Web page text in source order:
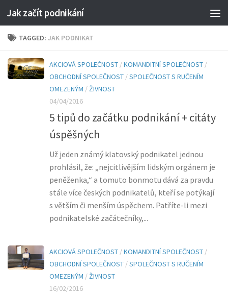
Jak začít podnikání
TAGGED: JAK PODNIKAT
AKCIOVÁ SPOLEČNOST /KOMANDITNÍ SPOLEČNOST /
OBCHODNÍ SPOLEČNOST /SPOLEČNOST S RUČENÍM
OMEZENÝM /ŽIVNOST
04/04/2016
5 tipů do začátku podnikání + citáty
úspěšných
Už jeden známý klatovský podnikatel jednou
prohlásil, že: „nejcitlivějším lidským orgánem je
peněženka,“ a tomuto bonmotu dává za pravdu
stále více českých podnikatelů, kteří se potýkají
s větším či menším úspěchem. Patříte-li mezi
podnikatelské začátečníky,...
AKCIOVÁ SPOLEČNOST /KOMANDITNÍ SPOLEČNOST /
OBCHODNÍ SPOLEČNOST /SPOLEČNOST S RUČENÍM
OMEZENÝM /ŽIVNOST
16/02/2016